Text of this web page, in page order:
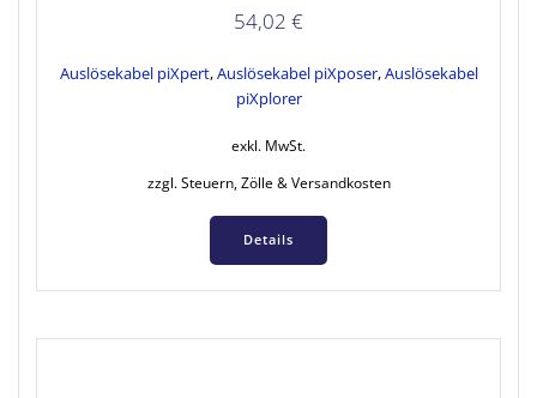
54,02 €
Auslösekabel piXpert,Auslösekabel piXposer,Auslösekabel
piXplorer
exkl. MwSt.
zzgl. Steuern, Zölle & Versandkosten
Details